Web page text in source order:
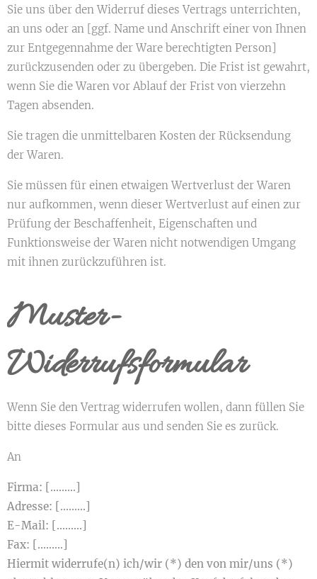
Sie uns über den Widerruf dieses Vertrags unterrichten,
an uns oder an [ggf. Name und Anschrift einer von Ihnen
zur Entgegennahme der Ware berechtigten Person]
zurückzusenden oder zu übergeben. Die Frist ist gewahrt,
wenn Sie die Waren vor Ablauf der Frist von vierzehn
Tagen absenden.
Sie tragen die unmittelbaren Kosten der Rücksendung
der Waren.
Sie müssen für einen etwaigen Wertverlust der Waren
nur aufkommen, wenn dieser Wertverlust auf einen zur
Prüfung der Beschaffenheit, Eigenschaften und
Funktionsweise der Waren nicht notwendigen Umgang
mit ihnen zurückzuführen ist.
Muster-
Widerrufsformular
Wenn Sie den Vertrag widerrufen wollen, dann füllen Sie
bitte dieses Formular aus und senden Sie es zurück.
An
Firma: [.........]
Adresse: [.........]
E-Mail: [.........]
Fax: [.........]
Hiermit widerrufe(n) ich/wir (*) den von mir/uns (*)